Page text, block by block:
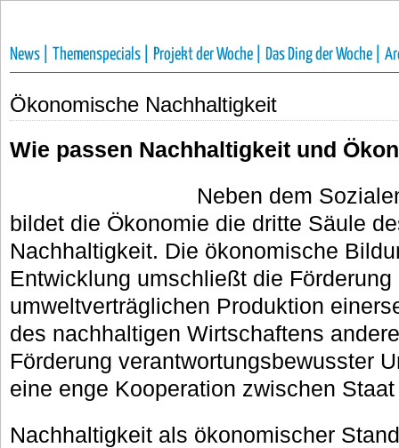
News | Themenspecials | Projekt der Woche | Das Ding der Woche |
Ökonomische Nachhaltigkeit
Wie passen Nachhaltigkeit und
Neben dem
bildet die Ökonomie die dritte Säule
Nachhaltigkeit. Die ökonomische
Entwicklung umschließt die Förderung
umweltverträglichen Produktion
des nachhaltigen Wirtschaftens
Förderung verantwortungsbewusster
eine enge Kooperation zwischen
Nachhaltigkeit als ökonomischer